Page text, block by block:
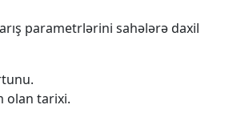
parametrlərini sahələrə daxil
olan tarixi.